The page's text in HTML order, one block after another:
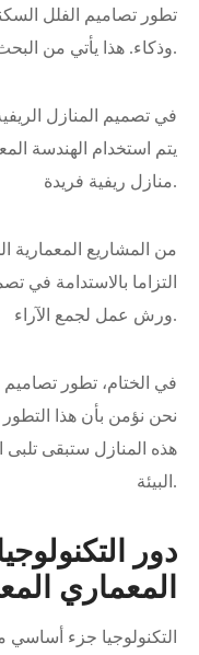
تطور تصاميم الفلل
وذكاء. هذا يأتي من البحث عن طرق لتحقيق الاستدامة.
في تصميم المنازل
يتم استخدام الهندسة
منازل ريفية فريدة.
ورش عمل لجمع الآراء.
في الختام، تطور تصاميم
نحن نؤمن بأن هذا
هذه المنازل ستبقى
البيئة.
دور
المعماري
التكنولوجيا جزء أساسي